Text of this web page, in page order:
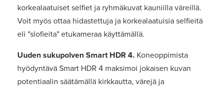
korkealaatuiset selfiet ja ryhmäkuvat kauniilla väreillä.
Voit myös ottaa hidastettuja ja korkealaatuisia selfieitä
eli "slofieita" etukameraa käyttämällä.
Uuden sukupolven Smart HDR 4. Koneoppimista
hyödyntävä Smart HDR 4 maksimoi jokaisen kuvan
potentiaalin säätämällä kirkkautta, värejä ja